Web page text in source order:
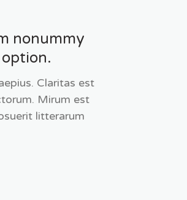
nonummy
Claritas est
Mirum est
litterarum